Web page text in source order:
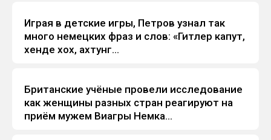
Анекдоты
Играя в детские игры, Петров узнал так
много немецких фраз и слов: «Гитлер капут,
хенде хох, ахтунг...
Анекдоты
Британские учёные провели исследование
как женщины разных стран реагируют на
приём мужем Виагры Немка...